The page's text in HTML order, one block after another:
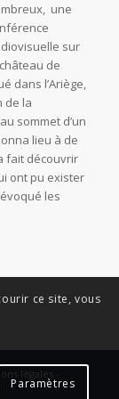
une
sur
de
dans l’Ariège,
de la
sommet d’un
lieu à de
fait découvrir
ont pu exister
les
légales -
ce site, vous
Paramètres